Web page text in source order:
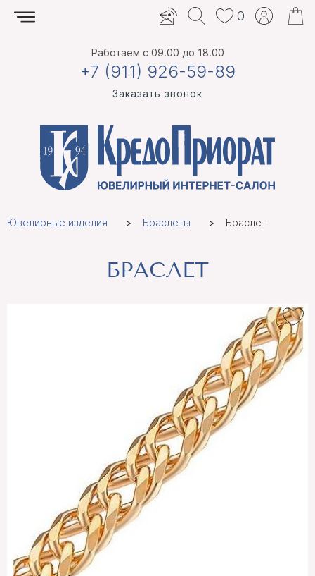
Работаем с 09.00 до 18.00
+7 (911) 926-59-89
Заказать звонок
0
Ювелирные изделия Браслеты Браслет
БРАСЛЕТ